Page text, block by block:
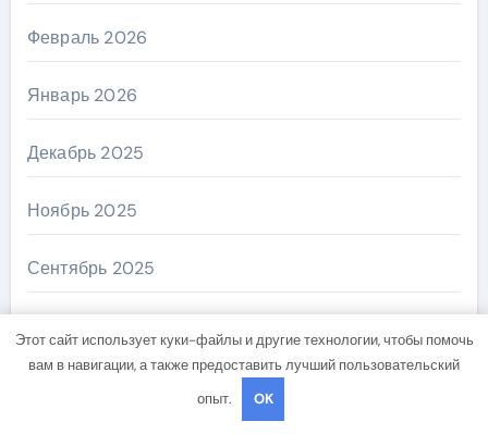
Февраль 2026
Январь 2026
Декабрь 2025
Ноябрь 2025
Сентябрь 2025
Этот сайт использует куки-файлы и другие технологии, чтобы помочь
вам в навигации, а также предоставить лучший пользовательский
опыт.
OK